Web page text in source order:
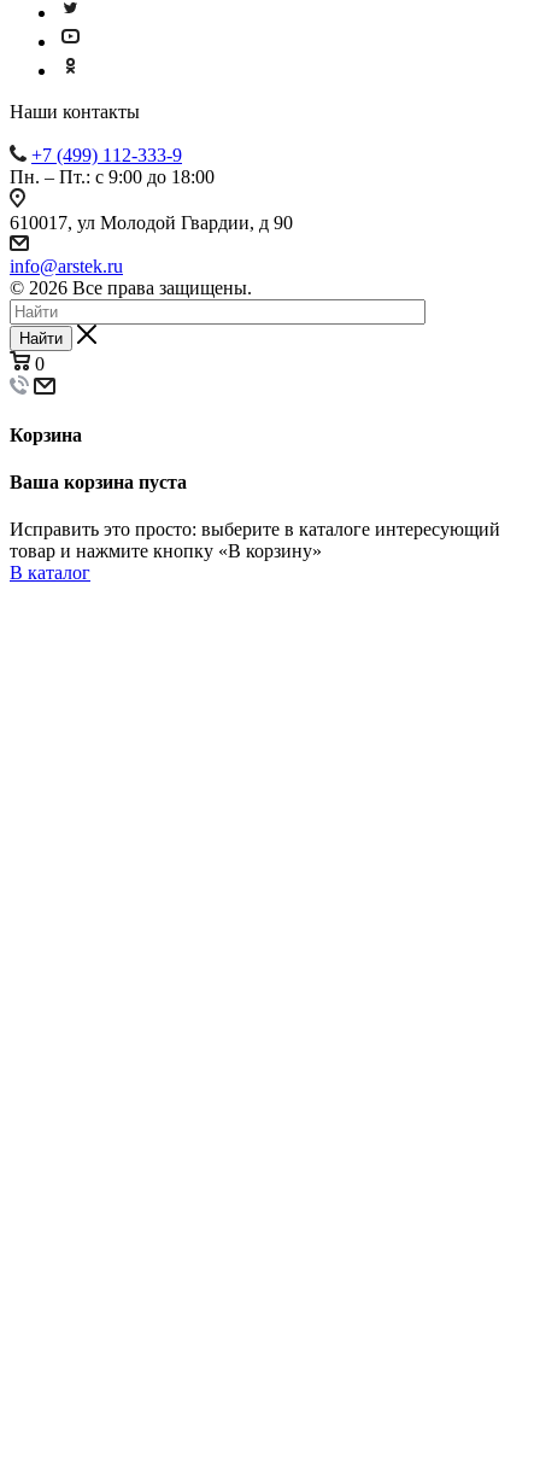
Наши контакты
+7 (499) 112-333-9
Пн. – Пт.: с 9:00 до 18:00
610017, ул Молодой Гвардии, д 90
info@arstek.ru
© 2026 Все права защищены.
Найти
0
Корзина
Ваша корзина пуста
Исправить это просто: выберите в каталоге интересующий
товар и нажмите кнопку «В корзину»
В каталог